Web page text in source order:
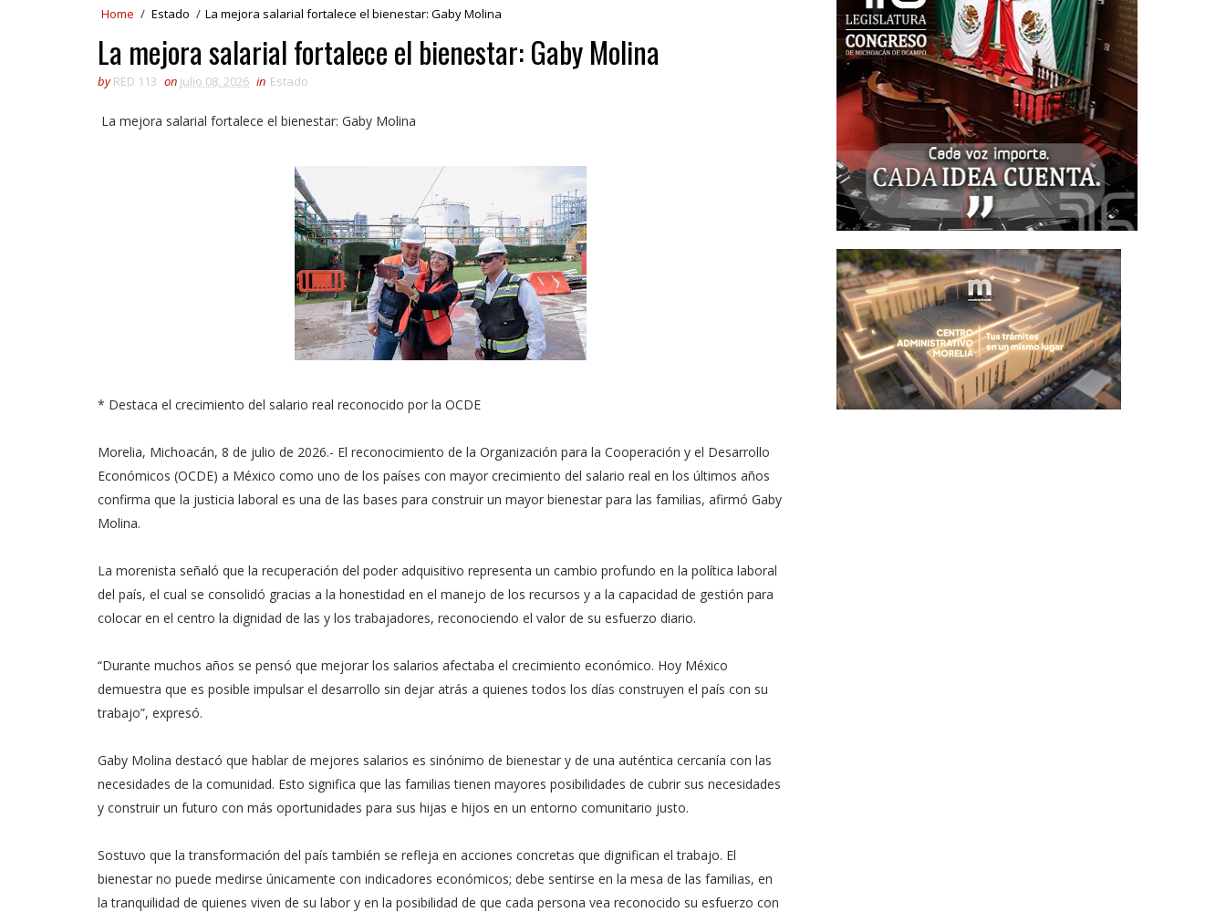
Home / Estado / La mejora salarial fortalece el bienestar: Gaby Molina
La mejora salarial fortalece el bienestar: Gaby Molina
by RED 113 on julio 08, 2026 in Estado
La mejora salarial fortalece el bienestar: Gaby Molina
* Destaca el crecimiento del salario real reconocido por la OCDE
​Morelia, Michoacán, 8 de julio de 2026.- El reconocimiento de la Organización para la Cooperación y el Desarrollo
Económicos (OCDE) a México como uno de los países con mayor crecimiento del salario real en los últimos años
confirma que la justicia laboral es una de las bases para construir un mayor bienestar para las familias, afirmó Gaby
Molina.
​La morenista señaló que la recuperación del poder adquisitivo representa un cambio profundo en la política laboral
del país, el cual se consolidó gracias a la honestidad en el manejo de los recursos y a la capacidad de gestión para
colocar en el centro la dignidad de las y los trabajadores, reconociendo el valor de su esfuerzo diario.
​“Durante muchos años se pensó que mejorar los salarios afectaba el crecimiento económico. Hoy México
demuestra que es posible impulsar el desarrollo sin dejar atrás a quienes todos los días construyen el país con su
trabajo”, expresó.
​Gaby Molina destacó que hablar de mejores salarios es sinónimo de bienestar y de una auténtica cercanía con las
necesidades de la comunidad. Esto significa que las familias tienen mayores posibilidades de cubrir sus necesidades
y construir un futuro con más oportunidades para sus hijas e hijos en un entorno comunitario justo.
​Sostuvo que la transformación del país también se refleja en acciones concretas que dignifican el trabajo. El
bienestar no puede medirse únicamente con indicadores económicos; debe sentirse en la mesa de las familias, en
la tranquilidad de quienes viven de su labor y en la posibilidad de que cada persona vea reconocido su esfuerzo con